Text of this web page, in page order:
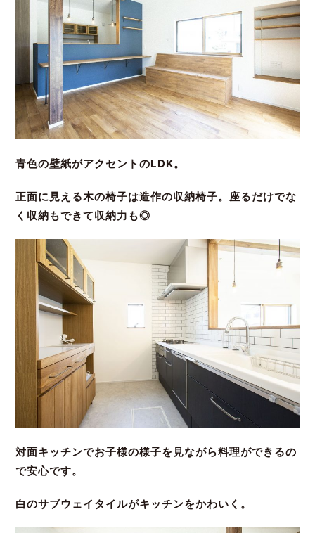
青色の壁紙がアクセントのLDK。
正面に見える木の椅子は造作の収納椅子。座るだけでな
く収納もできて収納力も◎
対面キッチンでお子様の様子を見ながら料理ができるの
で安心です。
白のサブウェイタイルがキッチンをかわいく。